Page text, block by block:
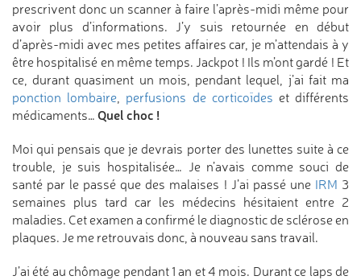
prescrivent donc un scanner à faire l’après-midi même pour
avoir plus d’informations. J’y suis retournée en début
d’après-midi avec mes petites affaires car, je m’attendais à y
être hospitalisé en même temps. Jackpot ! Ils m’ont gardé ! Et
ce, durant quasiment un mois, pendant lequel, j’ai fait ma
ponction lombaire, perfusions de corticoïdes et différents
médicaments… Quel choc !
Moi qui pensais que je devrais porter des lunettes suite à ce
trouble, je suis hospitalisée… Je n’avais comme souci de
santé par le passé que des malaises ! J’ai passé une IRM 3
semaines plus tard car les médecins hésitaient entre 2
maladies. Cet examen a confirmé le diagnostic de sclérose en
plaques. Je me retrouvais donc, à nouveau sans travail.
J’ai été au chômage pendant 1 an et 4 mois. Durant ce laps de